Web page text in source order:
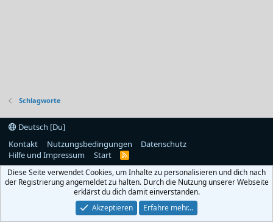
Schlagworte
Deutsch [Du]
Kontakt
Nutzungsbedingungen
Datenschutz
Hilfe und Impressum
Start
R
S
Diese Seite verwendet Cookies, um Inhalte zu personalisieren und dich nach
der Registrierung angemeldet zu halten. Durch die Nutzung unserer Webseite
erklärst du dich damit einverstanden.
Akzeptieren
Erfahre mehr…